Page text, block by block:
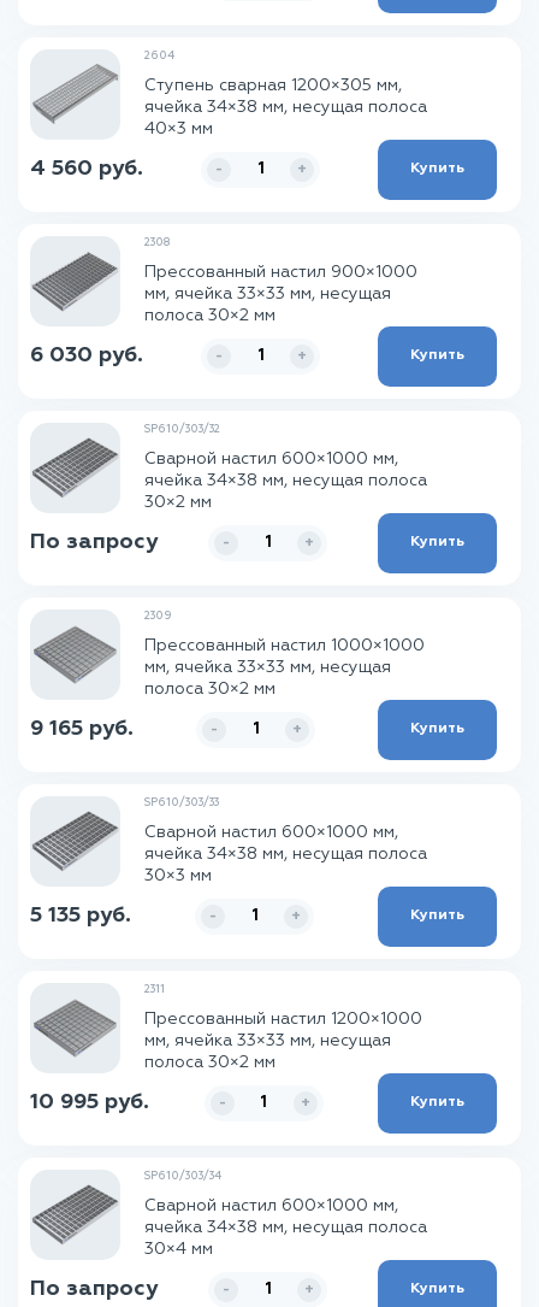
2604
Ступень сварная 1200×305 мм,
ячейка 34×38 мм, несущая полоса
40×3 мм
4 560 руб. - + Купить
2308
Прессованный настил 900×1000
мм, ячейка 33×33 мм, несущая
полоса 30×2 мм
6 030 руб. - + Купить
SP610/303/32
Сварной настил 600×1000 мм,
ячейка 34×38 мм, несущая полоса
30×2 мм
По запросу - + Купить
2309
Прессованный настил 1000×1000
мм, ячейка 33×33 мм, несущая
полоса 30×2 мм
9 165 руб. - + Купить
SP610/303/33
Сварной настил 600×1000 мм,
ячейка 34×38 мм, несущая полоса
30×3 мм
5 135 руб. - + Купить
2311
Прессованный настил 1200×1000
мм, ячейка 33×33 мм, несущая
полоса 30×2 мм
10 995 руб. - + Купить
SP610/303/34
Сварной настил 600×1000 мм,
ячейка 34×38 мм, несущая полоса
30×4 мм
По запросу - + Купить